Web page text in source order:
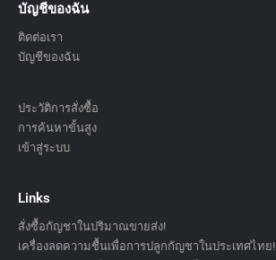
บัญชีของฉัน
ติดต่อเรา
บัญชีของฉัน
ประวัติการสั่งซื้อ
การค้นหาขั้นสูง
เข้าสู่ระบบ
Links
สั่งซื้อกัญชาในปริมาณขายส่ง!
เครื่องลดความชื้นเพื่อการปลูกกัญชาในประเทศไทย!